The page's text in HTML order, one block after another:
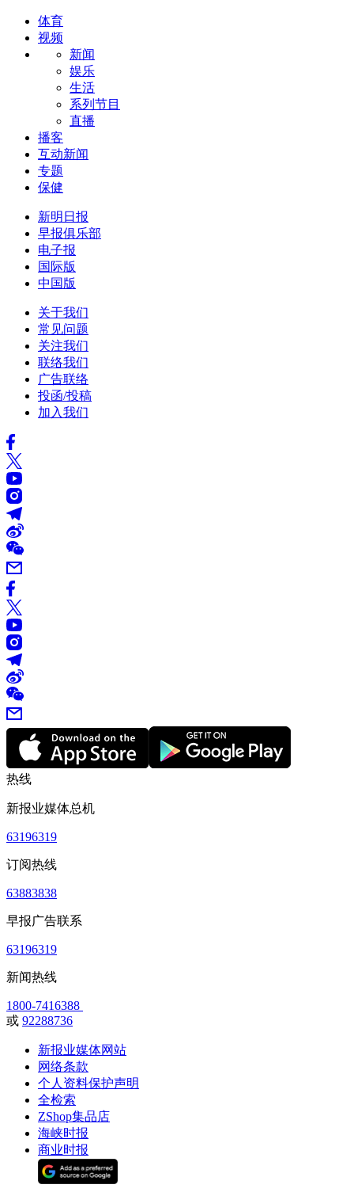
体育
视频
新闻
娱乐
生活
系列节目
直播
播客
互动新闻
专题
保健
新明日报
早报俱乐部
电子报
国际版
中国版
关于我们
常见问题
关注我们
联络我们
广告联络
投函/投稿
加入我们
热线
新报业媒体总机
63196319
订阅热线
63883838
早报广告联系
63196319
新闻热线
1800-7416388
或 92288736
新报业媒体网站
网络条款
个人资料保护声明
全检索
ZShop集品店
海峡时报
商业时报